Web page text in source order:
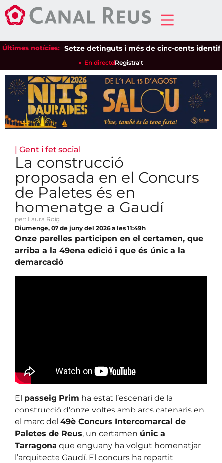
Últimes notícies:Setze detinguts i més de cinc-cents
En directeRegistra't
| Gent i fet social
La construcció
proposada en el Concurs
de Paletes és en
homenatge a Gaudí
per: Laura Roig
Diumenge, 07 de juny del 2026 a les 11:49h
Onze parelles participen en el certamen, que
arriba a la 49ena edició i que és únic a la
demarcació
El passeig Prim ha estat l’escenari de la
construcció d’onze voltes amb arcs catenaris en
el marc del 49è Concurs Intercomarcal de
Paletes de Reus, un certamen únic a
Tarragona que enguany ha volgut homenatjar
l’arquitecte Gaudí. El concurs ha repartit